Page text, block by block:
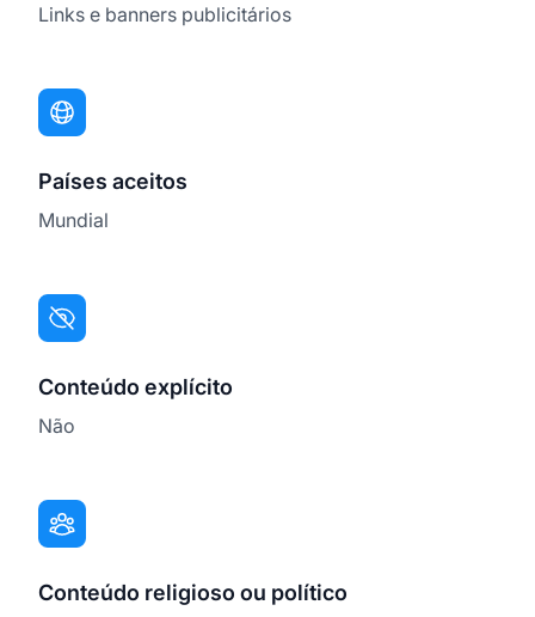
Links e banners publicitários
Países aceitos
Mundial
Conteúdo explícito
Não
Conteúdo religioso ou político